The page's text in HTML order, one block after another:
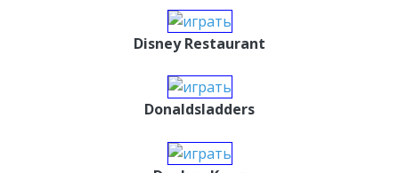
Disney Restaurant
Donaldsladders